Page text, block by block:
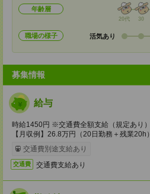
年齢層
20代 30
職場の様子 活気あり
募集情報
給与
時給1450円 ※交通費全額支給（規定あり）
【月収例】26.8万円（20日勤務＋残業20h）
交通費別途支給あり
交通費 交通費支給あり